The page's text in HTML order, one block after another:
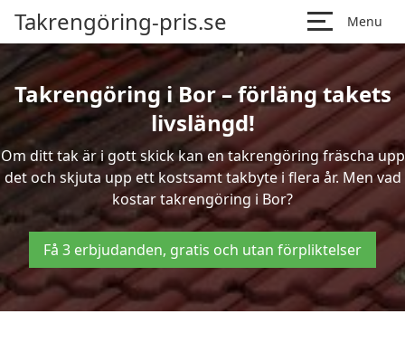
Takrengöring-pris.se Menu
Takrengöring i Bor – förläng takets
livslängd!
Om ditt tak är i gott skick kan en takrengöring fräscha upp
det och skjuta upp ett kostsamt takbyte i flera år. Men vad
kostar takrengöring i Bor?
Få 3 erbjudanden, gratis och utan förpliktelser